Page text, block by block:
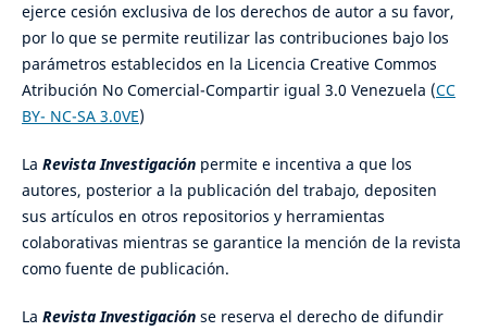
ejerce cesión exclusiva de los derechos de autor a su favor,
por lo que se permite reutilizar las contribuciones bajo los
parámetros establecidos en la Licencia Creative Commos
Atribución No Comercial-Compartir igual 3.0 Venezuela (CC
BY- NC-SA 3.0VE)
La Revista Investigaciónpermite e incentiva a que los
autores, posterior a la publicación del trabajo, depositen
sus artículos en otros repositorios y herramientas
colaborativas mientras se garantice la mención de la revista
como fuente de publicación.
La Revista Investigaciónse reserva el derecho de difundir